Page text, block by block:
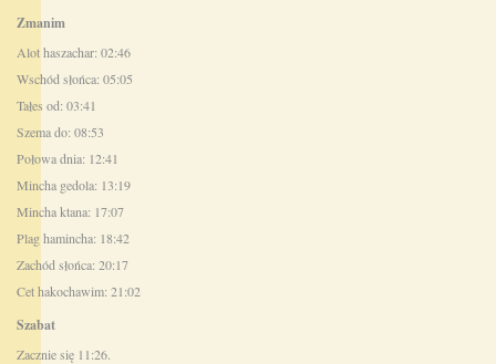
Zmanim
Alot haszachar: 02:46
Wschód słońca: 05:05
Tałes od: 03:41
Szema do: 08:53
Połowa dnia: 12:41
Mincha gedola: 13:19
Mincha ktana: 17:07
Plag hamincha: 18:42
Zachód słońca: 20:17
Cet hakochawim: 21:02
Szabat
Zacznie się 11:26.